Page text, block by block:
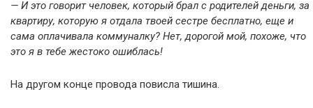
— И это говорит человек, который брал с родителей деньги, за
квартиру, которую я отдала твоей сестре бесплатно, еще и
сама оплачивала коммуналку? Нет, дорогой мой, похоже, что
это я в тебе жестоко ошиблась!
На другом конце провода повисла тишина.